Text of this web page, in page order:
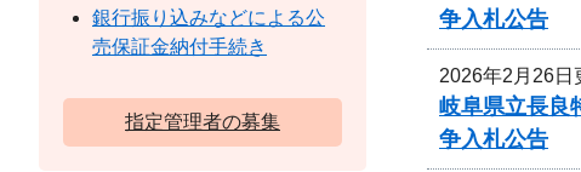
争入札公告
2026年2月26日
岐阜県立長良
争入札公告
銀行振り込みなどによる公
売保証金納付手続き
指定管理者の募集